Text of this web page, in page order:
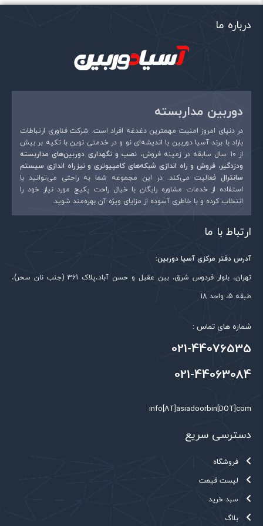
ایمیل*
درباره ما
دوربین مداربسته
در دنیای امروز امنیت مهمترین دغدغه افراد است. شرکت فناوری ارتباطات
باراد با برند آسیا دوربین با اندیشه‌ای نو و در خدمتی نوین با تکیه بر بیش
از 10 سال سابقه در زمینه فروش،
نصب و نگهداری دوربین‌های مداربسته
ودزدگیر، فروش و راه اندازی شبکه‌های کامپیوتری و نیزراه اندازی سیستم
سانترال فعالیت می‌کند. در این مجموعه شما به راحتی می‌توانید با
استفاده از خدمات مشاوره رایگان با خیال راحت پکیج مورد نیاز خود را
انتخاب کرده و با خاطری آسوده از مزایای ویژه آن بهره‌مند شوید.
ارتباط با ما
آدرس دفتر مرکزی آسیا دوربین:
تهران، بلوار فردوس شرق، بین عقیل و حسن آباد،پلاک 361 (جنب نان سحر)،
طبقه 5، واحد 18
شماره های تماس :
021-44076535
021-44063084
info[AT]asiadoorbin[DOT]com
دسترسی سریع
فروشگاه
لیست قیمت
سبد خرید
بلاگ